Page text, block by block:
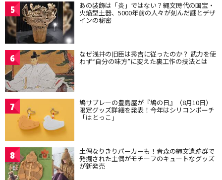
5 あの装飾は「炎」ではない？縄文時代の国宝・
火焔型土器、5000年前の人々が刻んだ謎とデザ
インの秘密
6 なぜ浅井の旧臣は秀吉に従ったのか？ 武力を使
わず“自分の味方”に変えた裏工作の技法とは
7 鳩サブレーの豊島屋が『鳩の日』（8月10日）
限定グッズ詳細を発表！今年はシリコンポーチ
「はとっこ」
8 土偶なりきりパーカーも！青森の縄文遺跡群で
発掘された土偶がモチーフのキュートなグッズ
が新発売